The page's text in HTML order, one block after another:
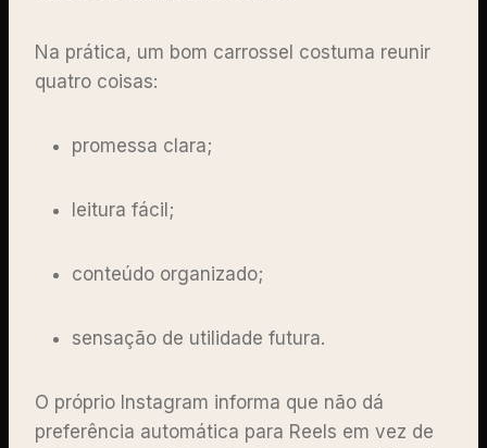
Na prática, um bom carrossel costuma reunir
quatro coisas:
promessa clara;
leitura fácil;
conteúdo organizado;
sensação de utilidade futura.
O próprio Instagram informa que não dá
preferência automática para Reels em vez de